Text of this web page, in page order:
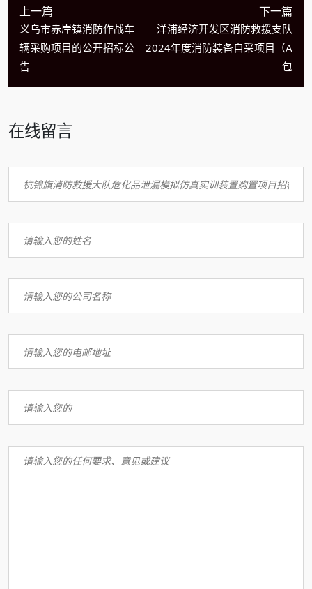
上一篇
义乌市赤岸镇消防作战车
辆采购项目的公开招标公
告
下一篇
洋浦经济开发区消防救援支队
2024年度消防装备自采项目（A
包
在线留言